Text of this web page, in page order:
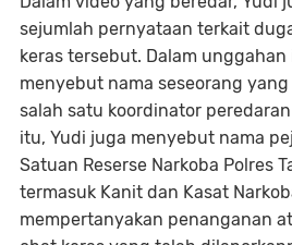
sejumlah pernyataan terkait
keras tersebut. Dalam
menyebut nama seseorang
salah satu koordinator
itu, Yudi juga menyebut nama
Satuan Reserse Narkoba Polres
termasuk Kanit dan Kasat
mempertanyakan penanganan